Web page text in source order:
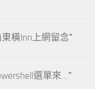
橫Inn上網留念”
選單來…”